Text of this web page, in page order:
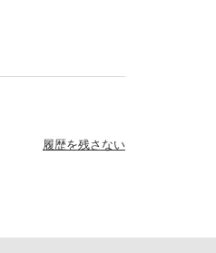
履歴を残さない